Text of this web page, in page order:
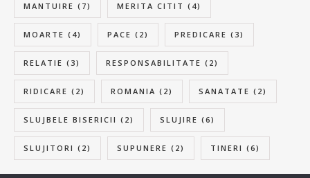
MANTUIRE (7) MERITA CITIT (4)
MOARTE (4) PACE (2) PREDICARE (3)
RELATIE (3) RESPONSABILITATE (2)
RIDICARE (2) ROMANIA (2) SANATATE (2)
SLUJBELE BISERICII (2) SLUJIRE (6)
SLUJITORI (2) SUPUNERE (2) TINERI (6)